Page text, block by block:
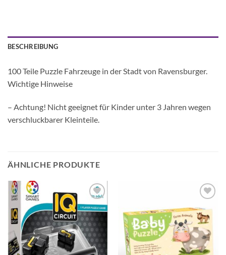
BESCHREIBUNG
100 Teile Puzzle Fahrzeuge in der Stadt von Ravensburger.
Wichtige Hinweise
– Achtung! Nicht geeignet für Kinder unter 3 Jahren wegen
verschluckbarer Kleinteile.
ÄHNLICHE PRODUKTE
Auf die
Wunschliste
Auf die
Wunschliste